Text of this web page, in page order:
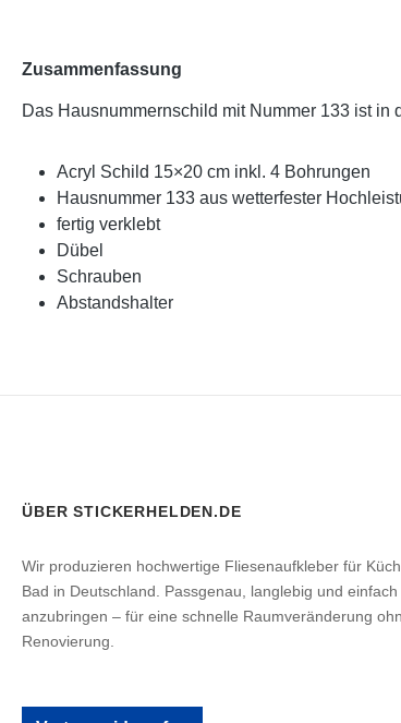
Zusammenfassung
Das Hausnummernschild mit Nummer 133 ist in
Acryl Schild 15×20 cm inkl. 4 Bohrungen
Hausnummer 133 aus wetterfester
fertig verklebt
Dübel
Schrauben
Abstandshalter
ÜBER STICKERHELDEN.DE
Wir produzieren hochwertige Fliesenaufkleber für
Bad in Deutschland. Passgenau, langlebig und einfach
anzubringen – für eine schnelle Raumveränderung
Renovierung.